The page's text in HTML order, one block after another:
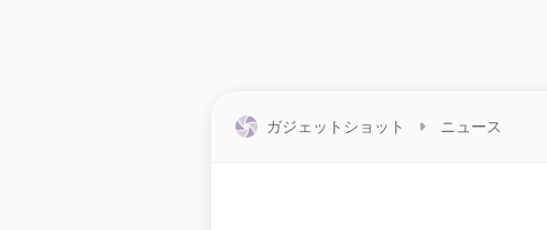
ガジェットショット ニュース